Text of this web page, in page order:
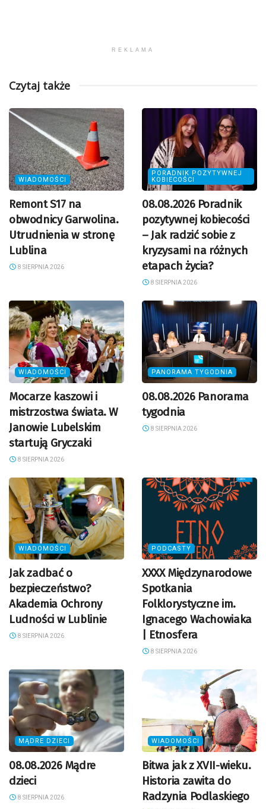
REKLAMA
Czytaj także
WIADOMOŚCI
Remont S17 na
obwodnicy Garwolina.
Utrudnienia w stronę
Lublina
8 SIERPNIA 2026
PORADNIK POZYTYWNEJ
KOBIECOŚCI
08.08.2026 Poradnik
pozytywnej kobiecości
– Jak radzić sobie z
kryzysami na różnych
etapach życia?
8 SIERPNIA 2026
WIADOMOŚCI
Mocarze kaszowi i
mistrzostwa świata. W
Janowie Lubelskim
startują Gryczaki
8 SIERPNIA 2026
PANORAMA TYGODNIA
08.08.2026 Panorama
tygodnia
8 SIERPNIA 2026
WIADOMOŚCI
Jak zadbać o
bezpieczeństwo?
Akademia Ochrony
Ludności w Lublinie
8 SIERPNIA 2026
PODCASTY
XXXX Międzynarodowe
Spotkania
Folklorystyczne im.
Ignacego Wachowiaka
| Etnosfera
8 SIERPNIA 2026
MĄDRE DZIECI
08.08.2026 Mądre
dzieci
8 SIERPNIA 2026
WIADOMOŚCI
Bitwa jak z XVII-wieku.
Historia zawita do
Radzynia Podlaskiego